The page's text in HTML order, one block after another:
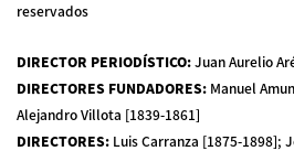
reservados
DIRECTOR PERIODÍSTICO:Juan Aurelio
DIRECTORES FUNDADORES: Manuel
Alejandro Villota [1839-1861]
DIRECTORES: Luis Carranza [1875-1898];